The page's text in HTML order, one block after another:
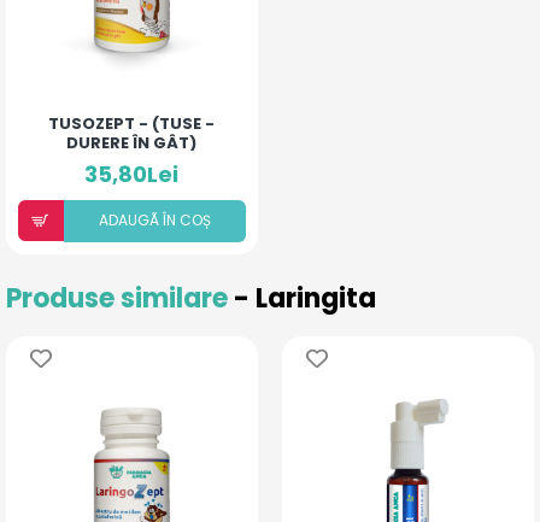
TUSOZEPT - (TUSE -
DURERE ÎN GÂT)
35,80Lei
ADAUGÃ ÎN COȘ
Produse similare- Laringita